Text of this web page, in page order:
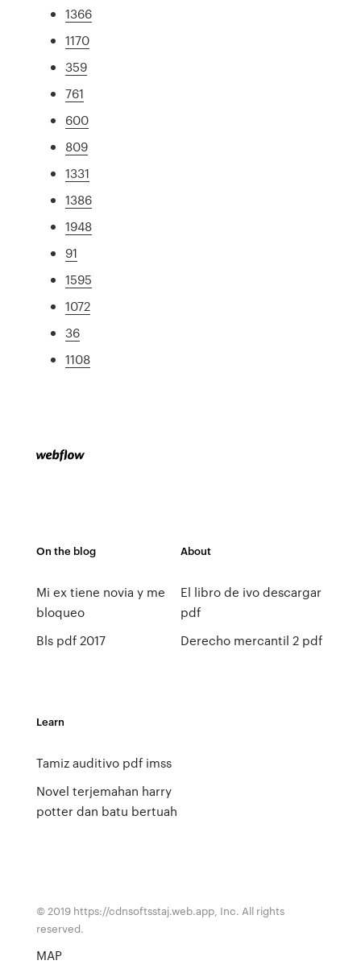
1366
1170
359
761
600
809
1331
1386
1948
91
1595
1072
36
1108
On the blog
Mi ex tiene novia y me
bloqueo
Bls pdf 2017
About
El libro de ivo descargar
pdf
Derecho mercantil 2 pdf
Learn
Tamiz auditivo pdf imss
Novel terjemahan harry
potter dan batu bertuah
© 2019 https://cdnsoftsstaj.web.app, Inc. All rights
reserved.
MAP